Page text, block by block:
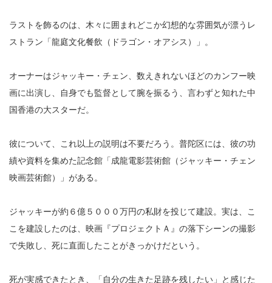
ラストを飾るのは、木々に囲まれどこか幻想的な雰囲気が漂うレ
ストラン「龍庭文化餐飲（ドラゴン・オアシス）」。
オーナーはジャッキー・チェン、数えきれないほどのカンフー映
画に出演し、自身でも監督として腕を振るう、言わずと知れた中
国香港の大スターだ。
彼について、これ以上の説明は不要だろう。普陀区には、彼の功
績や資料を集めた記念館「成龍電影芸術館（ジャッキー・チェン
映画芸術館）」がある。
ジャッキーが約６億５０００万円の私財を投じて建設。実は、こ
こを建設したのは、映画『プロジェクトＡ』の落下シーンの撮影
で失敗し、死に直面したことがきっかけだという。
死が実感できたとき、「自分の生きた足跡を残したい」と感じた